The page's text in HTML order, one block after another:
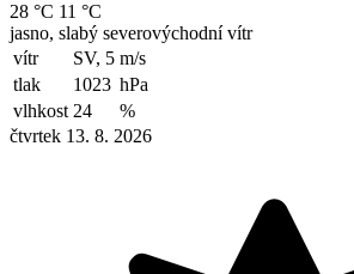
28 °C 11 °C
jasno, slabý severovýchodní vítr
vítr
SV, 5 m/s
tlak
1023 hPa
vlhkost 24
%
čtvrtek 13. 8. 2026